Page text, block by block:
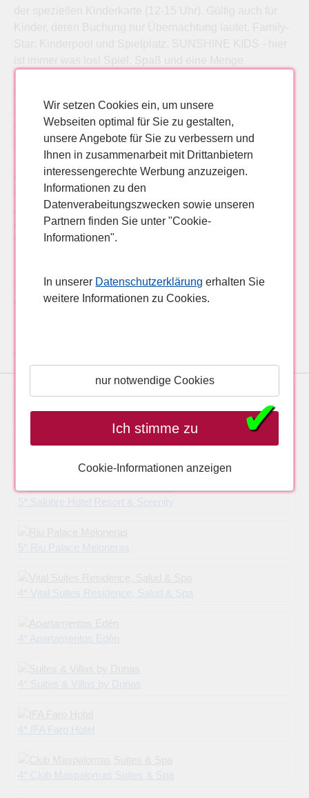
abwechslungsreiche und altersgerechte Programme für
4- bis 12-Jährige. Hohe Kinderermäßigung, Single mit
Kind Hotel pur - ohne Flug & Transfer buchbar Ausflug "
Yellow Submarine" inklusive: Noch nie mit einem U-Boot
gefahren? Die "Yellow Submarine" liegt im Hafen von
Puerto de Mogán und bietet von dort aus spannende
Ausflüge zu einem Wrack an. Bei Ankunft im Mai, Juni
und September 2007 und einem Aufenthalt von 2-4
Wochen ist einer dieser Ausflüge bereits inklusive.
Pauschalreise Gran Canaria, Maspalomas, 2* Canary
Garden Club Pauschalreise Maspalomas, Gran Canaria
5* Seaside Grand Hotel Residencia
5* Salobre Hotel Resort & Serenity
5* Riu Palace Meloneras
4* Vital Suites Residence, Salud & Spa
4* Apartamentos Edén
4* Suites & Villas by Dunas
4* IFA Faro Hotel
4* Club Maspalomas Suites & Spa
Wir setzen Cookies ein, um unsere
Webseiten optimal für Sie zu gestalten,
unsere Angebote für Sie zu verbessern und
Ihnen in zusammenarbeit mit Drittanbietern
interessengerechte Werbung anzuzeigen.
Informationen zu den
Datenverabeitungszwecken sowie unseren
Partnern finden Sie unter "Cookie-
Informationen".
In unserer Datenschutzerklärung erhalten Sie
weitere Informationen zu Cookies.
nur notwendige Cookies
Ich stimme zu ✔
Cookie-Informationen anzeigen